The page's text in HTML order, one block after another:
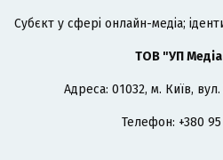
Cубєкт у сфері онлайн-медіа;
ТОВ "УП
Адреса: 01032, м. Київ,
Телефон: +380 95